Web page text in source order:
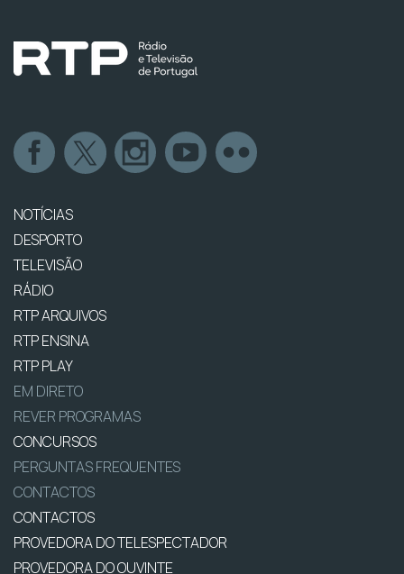
NOTÍCIAS
DESPORTO
TELEVISÃO
RÁDIO
RTP ARQUIVOS
RTP ENSINA
RTP PLAY
EM DIRETO
REVER PROGRAMAS
CONCURSOS
PERGUNTAS FREQUENTES
CONTACTOS
CONTACTOS
PROVEDORA DO TELESPECTADOR
PROVEDORA DO OUVINTE